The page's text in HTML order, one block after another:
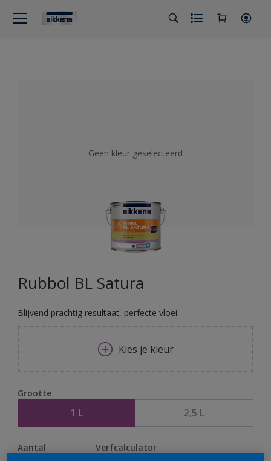
Geen kleur geselecteerd
Rubbol BL Satura
Blijvend prachtig resultaat, perfecte vloei
Kies je kleur
Grootte
1 L 2,5 L
Aantal Verfcalculator